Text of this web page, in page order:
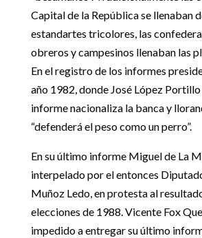
Capital de la República se llenaban
estandartes tricolores, las
obreros y campesinos llenaban las
En el registro de los informes
año 1982, donde José López
informe nacionaliza la banca y
“defenderá el peso como un perro”.
En su último informe Miguel de La
interpelado por el entonces
Muñoz Ledo, en protesta al
elecciones de 1988. Vicente Fox
impedido a entregar su último